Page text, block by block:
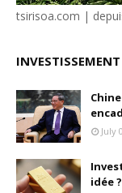
tsirisoa.com |
INVESTISSEMENT
July
idée ?